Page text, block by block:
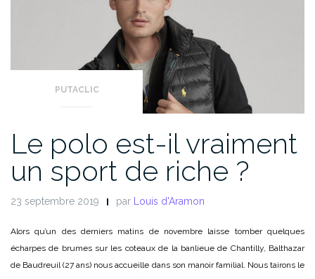
PUTACLIC
Le polo est-il vraiment
un sport de riche ?
23 septembre 2019 par Louis d'Aramon
Alors qu’un des derniers matins de novembre laisse tomber quelques
écharpes de brumes sur les coteaux de la banlieue de Chantilly, Balthazar
de Baudreuil (27 ans) nous accueille dans son manoir familial. Nous tairons le